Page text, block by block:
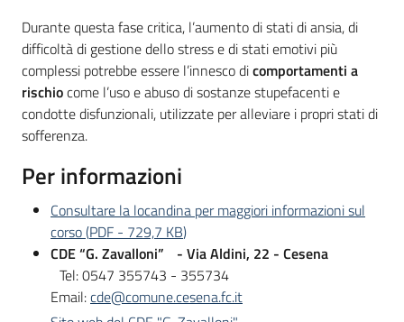
Durante questa fase critica, l’aumento di stati di ansia, di
difficoltà di gestione dello stress e di stati emotivi più
complessi potrebbe essere l’innesco dicomportamenti a
rischiocome l’uso e abuso di sostanze stupefacenti e
condotte disfunzionali, utilizzate per alleviare i propri stati di
sofferenza.
Per informazioni
Consultare la locandina per maggiori informazioni sul
corso(PDF - 729,7 KB)
CDE “G. Zavalloni” - Via Aldini, 22 - Cesena
Tel: 0547 355743 - 355734
Email:cde@comune.cesena.fc.it